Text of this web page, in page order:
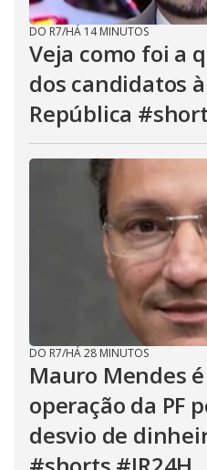
DO R7/HÁ 14 MINUTOS
Veja como foi a
dos candidatos
República
DO R7/HÁ 28 MINUTOS
Mauro Mendes
operação da PF
desvio de